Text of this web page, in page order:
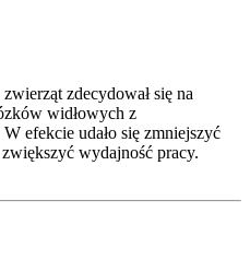
zdecydował się na
widłowych z
efekcie udało się zmniejszyć
wydajność pracy.